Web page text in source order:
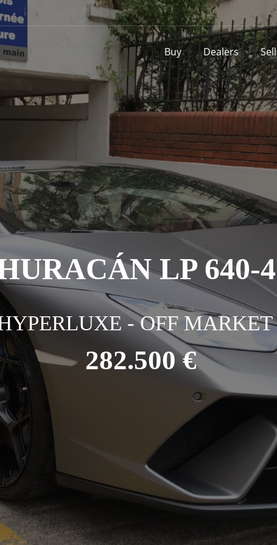
Buy Dealers
LP 640-
- OFF MARKET
282.500 €